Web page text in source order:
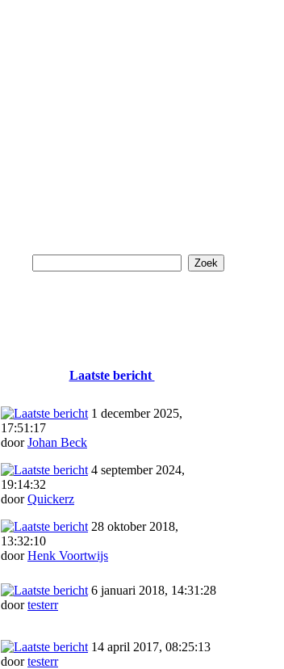
Laatste bericht
1 december 2025,
17:51:17
doorJohan Beck
4 september 2024,
19:14:32
doorQuickerz
28 oktober 2018,
13:32:10
doorHenk Voortwijs
6 januari 2018, 14:31:28
doortesterr
14 april 2017, 08:25:13
doortesterr